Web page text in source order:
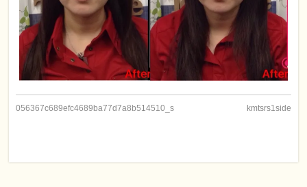
056367c689efc4689ba77d7a8b514510_s kmtsrs1side